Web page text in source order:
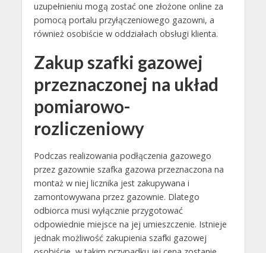
uzupełnieniu mogą zostać one złożone online za
pomocą portalu przyłączeniowego gazowni, a
również osobiście w oddziałach obsługi klienta.
Zakup szafki gazowej
przeznaczonej na układ
pomiarowo-
rozliczeniowy
Podczas realizowania podłączenia gazowego
przez gazownie szafka gazowa przeznaczona na
montaż w niej licznika jest zakupywana i
zamontowywana przez gazownie. Dlatego
odbiorca musi wyłącznie przygotować
odpowiednie miejsce na jej umieszczenie. Istnieje
jednak możliwość zakupienia szafki gazowej